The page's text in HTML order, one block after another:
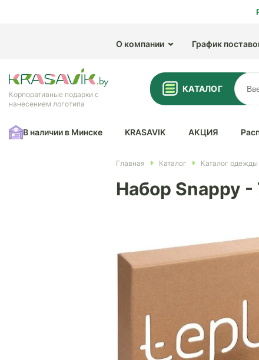
О компании График
Корпоративные подарки с
нанесением логотипа
КАТАЛОГ
В наличии в Минске KRASAVIK АКЦИЯ
Главная Каталог Каталог одежды
Набор Snappy